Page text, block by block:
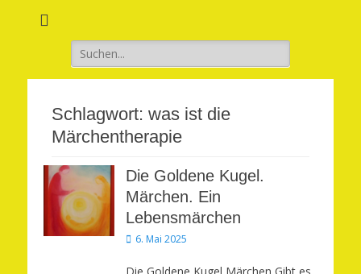
Suchen
nach:
Schlagwort: was ist die
Märchentherapie
Die Goldene Kugel.
Märchen. Ein
Lebensmärchen
Veröffentlicht
6. Mai 2025